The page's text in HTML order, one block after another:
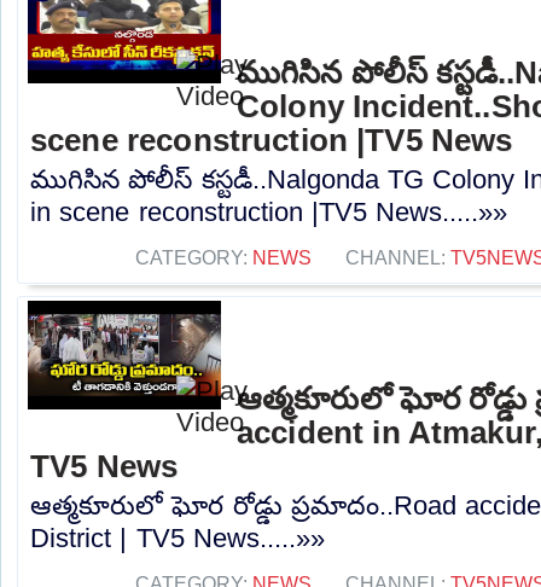
ముగిసిన పోలీస్
Colony
scene reconstruction |TV5 News
ముగిసిన పోలీస్ కస్టడీ..Nalgonda TG Colony
in scene reconstruction |TV5 News.....»»
CATEGORY: NEWS CHANNEL:
ఆత్మకూరులో ఘోర రోడ్డు
accident in
TV5 News
ఆత్మకూరులో ఘోర రోడ్డు ప్రమాదం..Road
District | TV5 News.....»»